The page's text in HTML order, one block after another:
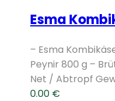
Esma
– Esma
Peynir 800 g –
Net / Abtropf
0.00 €